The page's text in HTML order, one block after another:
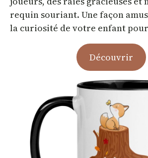
requin souriant. Une façon
la curiosité de votre enfant
Découvrir